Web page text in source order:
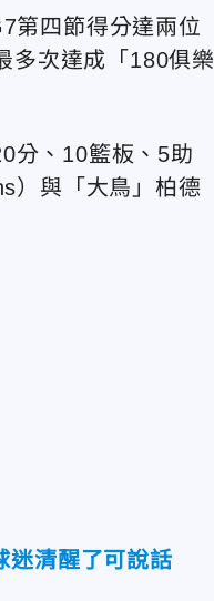
第四節得分達兩位
多次達成「180俱樂
分、10籃板、5助
）與「大鳥」柏德
清醒了可說話